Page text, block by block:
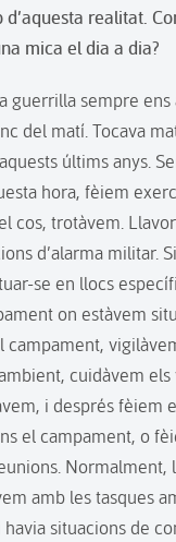
realitat.
mica el dia a dia?
guerrilla sempre
del matí. Tocava
últims anys.
hora, fèiem
cos, trotàvem.
d’alarma militar.
se en llocs
on estàvem
campament,
cuidàvem els
i després fèiem
el campament, o
Normalment,
amb les tasques
situacions de